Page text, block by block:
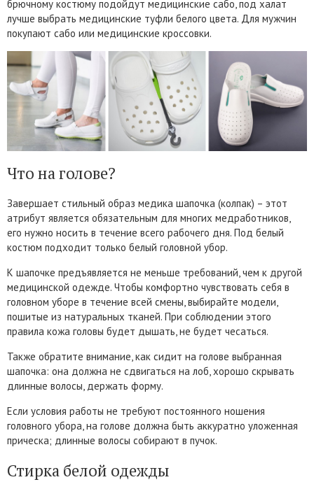
брючному костюму подойдут медицинские сабо, под халат
лучше выбрать медицинские туфли белого цвета. Для мужчин
покупают сабо или медицинские кроссовки.
Что на голове?
Завершает стильный образ медика шапочка (колпак) – этот
атрибут является обязательным для многих медработников,
его нужно носить в течение всего рабочего дня. Под белый
костюм подходит только белый головной убор.
К шапочке предъявляется не меньше требований, чем к другой
медицинской одежде. Чтобы комфортно чувствовать себя в
головном уборе в течение всей смены, выбирайте модели,
пошитые из натуральных тканей. При соблюдении этого
правила кожа головы будет дышать, не будет чесаться.
Также обратите внимание, как сидит на голове выбранная
шапочка: она должна не сдвигаться на лоб, хорошо скрывать
длинные волосы, держать форму.
Если условия работы не требуют постоянного ношения
головного убора, на голове должна быть аккуратно уложенная
прическа; длинные волосы собирают в пучок.
Стирка белой одежды